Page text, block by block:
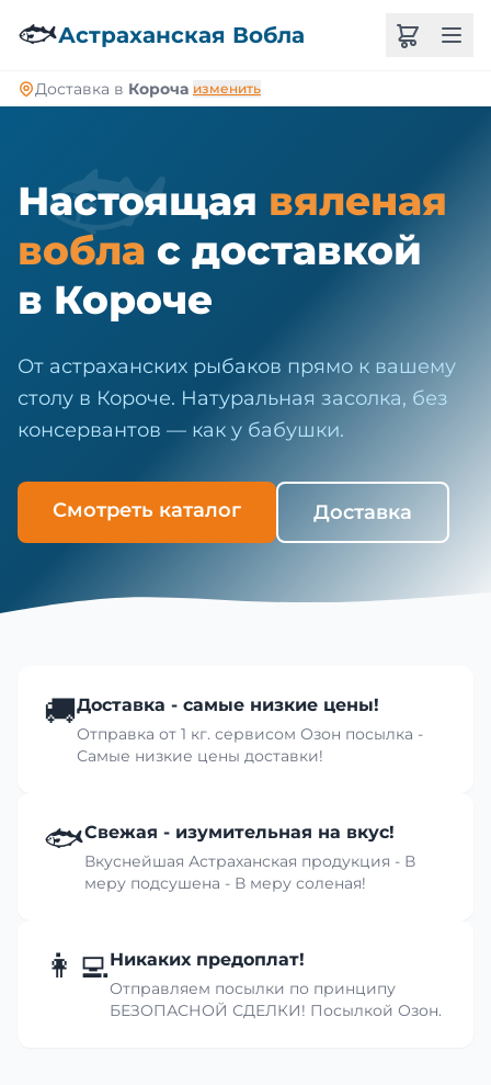
🐟Астраханская Вобла
Доставка в Короча изменить
🐟
Настоящая вяленая
вобла с доставкой
в Короче
От астраханских рыбаков прямо к вашему
столу в Короче. Натуральная засолка, без
консервантов — как у бабушки.
Смотреть каталог Доставка
🚚Доставка - самые низкие цены!
Отправка от 1 кг. сервисом Озон посылка -
Самые низкие цены доставки!
🐟Свежая - изумительная на вкус!
Вкуснейшая Астраханская продукция - В
меру подсушена - В меру соленая!
👩‍💻Никаких предоплат!
Отправляем посылки по принципу
БЕЗОПАСНОЙ СДЕЛКИ! Посылкой Озон.